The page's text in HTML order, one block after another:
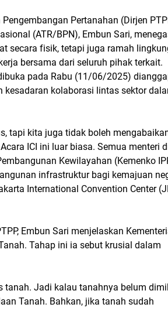
Pertanahan (Dirjen
(ATR/BPN), Embun Sari,
secara fisik, tetapi juga ramah
bersama dari seluruh pihak terkait.
pada Rabu (11/06/2025)
kesadaran kolaborasi lintas sektor
tapi kita juga tidak boleh
ICI ini luar biasa. Semua menteri
Kewilayahan (Kemenko
infrastruktur bagi kemajuan
International Convention Center
Embun Sari menjelaskan
Tahap ini ia sebut krusial dalam
tanah. Jadi kalau tanahnya belum
Tanah. Bahkan, jika tanah sudah